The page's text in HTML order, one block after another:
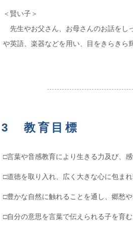
＜賢い子＞
先生やお父さん、お母さんのお話をし
や英語、楽器などを用い、目をきらきら
3 教育目標
□言葉や音感教育により生きる力及び、感
□道徳を取り入れ、広く大きな心に包まれ
□豊かな自然に触れることを通し、郷愁
□自分の意思を言葉で伝えられる子を育む